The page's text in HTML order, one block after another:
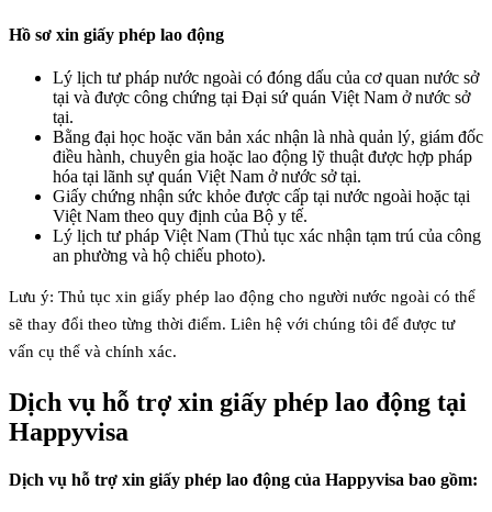
Hồ sơ xin giấy phép lao động
Lý lịch tư pháp nước ngoài có đóng dấu của cơ quan nước sở
tại và được công chứng tại Đại sứ quán Việt Nam ở nước sở
tại.
Bằng đại học hoặc văn bản xác nhận là nhà quản lý, giám đốc
điều hành, chuyên gia hoặc lao động lỹ thuật được hợp pháp
hóa tại lãnh sự quán Việt Nam ở nước sở tại.
Giấy chứng nhận sức khỏe được cấp tại nước ngoài hoặc tại
Việt Nam theo quy định của Bộ y tế.
Lý lịch tư pháp Việt Nam (Thủ tục xác nhận tạm trú của công
an phường và hộ chiếu photo).
Lưu ý: Thủ tục xin giấy phép lao động cho người nước ngoài có thể
sẽ thay đổi theo từng thời điểm. Liên hệ với chúng tôi để được tư
vấn cụ thể và chính xác.
Dịch vụ hỗ trợ xin giấy phép lao động tại
Happyvisa
Dịch vụ hỗ trợ xin giấy phép lao động của Happyvisa bao gồm: